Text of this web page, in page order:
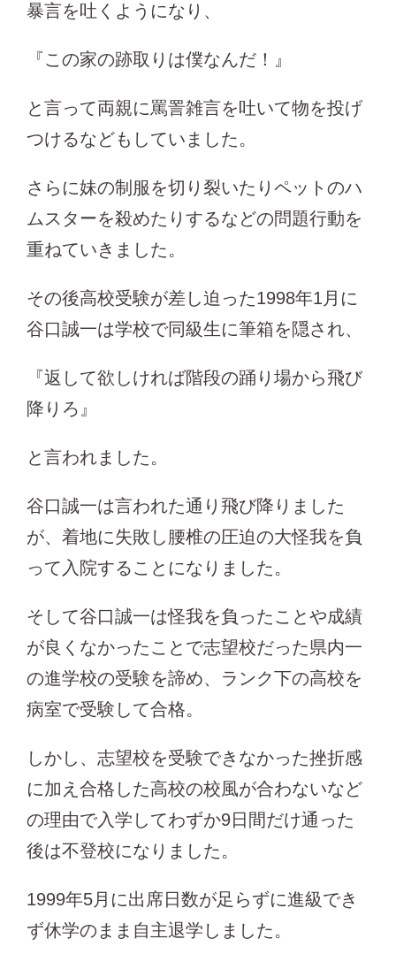
暴言を吐くようになり、
『この家の跡取りは僕なんだ！』
と言って両親に罵詈雑言を吐いて物を投げ
つけるなどもしていました。
さらに妹の制服を切り裂いたりペットのハ
ムスターを殺めたりするなどの問題行動を
重ねていきました。
その後高校受験が差し迫った1998年1月に
谷口誠一は学校で同級生に筆箱を隠され、
『返して欲しければ階段の踊り場から飛び
降りろ』
と言われました。
谷口誠一は言われた通り飛び降りました
が、着地に失敗し腰椎の圧迫の大怪我を負
って入院することになりました。
そして谷口誠一は怪我を負ったことや成績
が良くなかったことで志望校だった県内一
の進学校の受験を諦め、ランク下の高校を
病室で受験して合格。
しかし、志望校を受験できなかった挫折感
に加え合格した高校の校風が合わないなど
の理由で入学してわずか9日間だけ通った
後は不登校になりました。
1999年5月に出席日数が足らずに進級でき
ず休学のまま自主退学しました。